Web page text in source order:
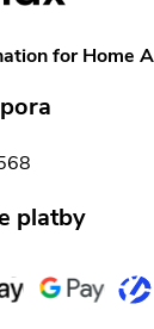
for Home
platby